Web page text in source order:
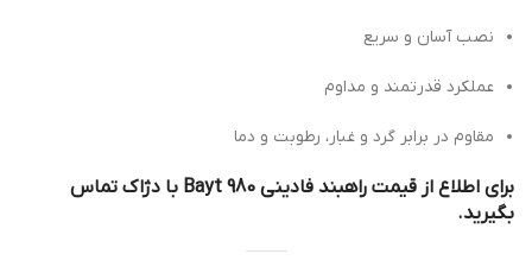
نصب آسان و سریع
عملکرد قدرتمند و مداوم
مقاوم در برابر گرد و غبار، رطوبت و دما
برای اطلاع از قیمت راهبند فادینی Bayt 980 با دژاک تماس
بگیرید.